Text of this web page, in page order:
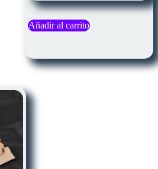
Añadir al carrito